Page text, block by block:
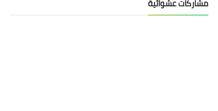
مشاركات عشوائية